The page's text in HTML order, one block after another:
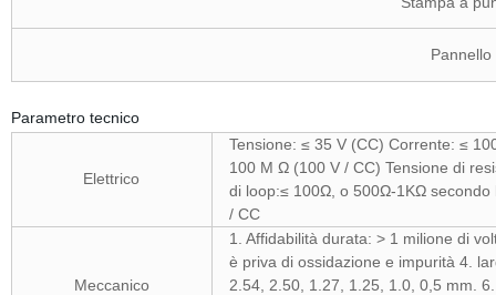
Parametro tecnico
Elettrico
Tensione: ≤ 35 V (CC) Corrente: ≤
100 M Ω (100 V / CC) Tensione di
di loop:≤ 100Ω, o 500Ω-1KΩ secondo
/ CC
Meccanico
1. Affidabilità durata: > 1 milione di
è priva di ossidazione e impurità 4.
2.54, 2.50, 1.27, 1.25, 1.0, 0,5 mm.